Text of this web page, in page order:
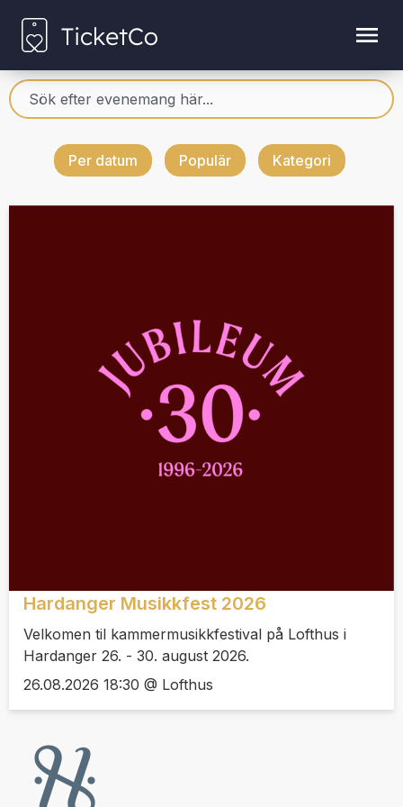
Per datum Populär Kategori
Hardanger Musikkfest 2026
Velkomen til kammermusikkfestival på Lofthus i
Hardanger 26. - 30. august 2026.
26.08.2026 18:30 @ Lofthus